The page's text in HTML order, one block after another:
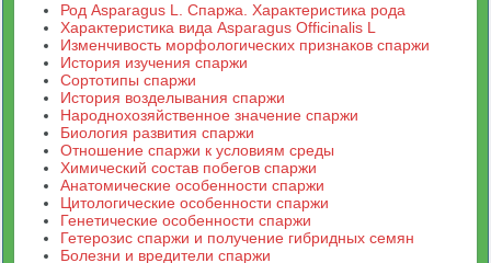
Род Asparagus L. Спаржа. Характеристика рода
Характеристика вида Asparagus Officinalis L
Изменчивость морфологических признаков спаржи
История изучения спаржи
Сортотипы спаржи
История возделывания спаржи
Народнохозяйственное значение спаржи
Биология развития спаржи
Отношение спаржи к условиям среды
Химический состав побегов спаржи
Анатомические особенности спаржи
Цитологические особенности спаржи
Генетические особенности спаржи
Гетерозис спаржи и получение гибридных семян
Болезни и вредители спаржи